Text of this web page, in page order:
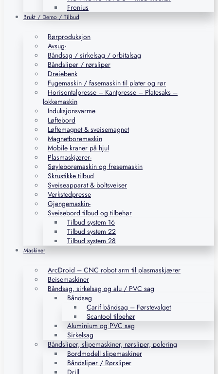
Fronius
Brukt / Demo / Tilbud
Rørproduksjon
Avsug-
Båndsag / sirkelsag / orbitalsag
Båndsliper / rørsliper
Dreiebenk
Fugemaskin / fasemaskin til plater og rør
Horisontalpresse – Kantpresse – Platesaks –
lokkemaskin
Induksjonsvarme
Løftebord
Løftemagnet & sveisemagnet
Magnetboremaskin
Mobile kraner på hjul
Plasmaskjærer-
Søyleboremaskin og fresemaskin
Skrustikke tilbud
Sveiseapparat & boltsveiser
Verkstedpresse
Gjengemaskin-
Sveisebord tilbud og tilbehør
Tilbud system 16
Tilbud system 22
Tilbud system 28
Maskiner
ArcDroid – CNC robot arm til plasmaskjærer
Beisemaskiner
Båndsag, sirkelsag og alu / PVC sag
Båndsag
Carif båndsag – Førstevalget
Scantool tilbehør
Aluminium og PVC sag
Sirkelsag
Båndsliper, slipemaskiner, rørsliper, polering
Bordmodell slipemaskiner
Båndsliper / Rørsliper
Drill